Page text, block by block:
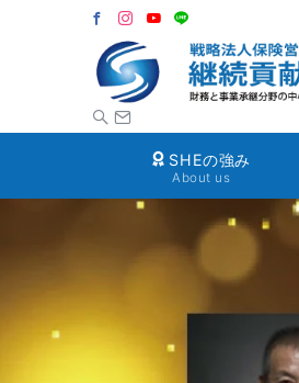
SHEの強み
About us